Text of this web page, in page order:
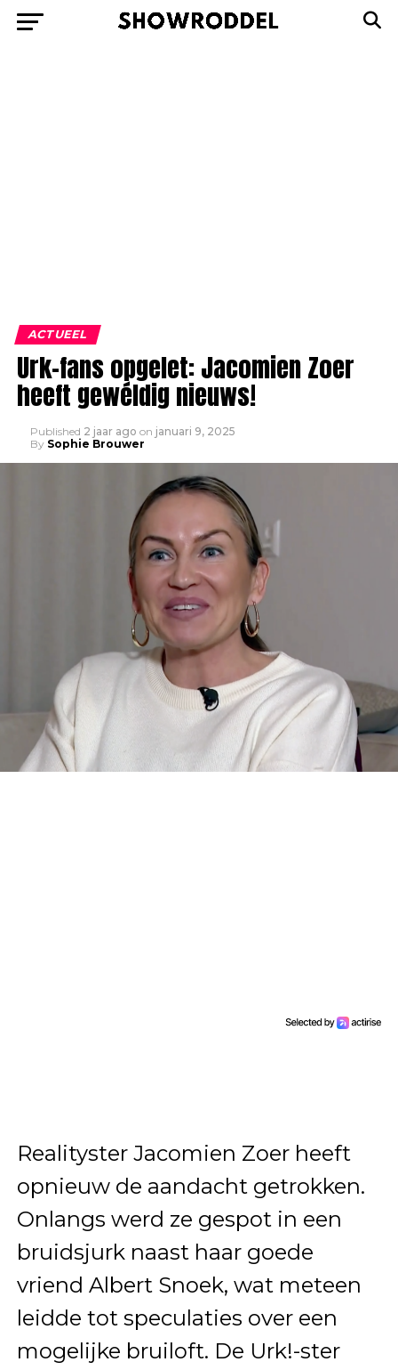
ACTUEEL
Urk-fans opgelet: Jacomien Zoer
heeft gewéldig nieuws!
Published 2 jaar ago on januari 9, 2025
By Sophie Brouwer
Realityster Jacomien Zoer heeft
opnieuw de aandacht getrokken.
Onlangs werd ze gespot in een
bruidsjurk naast haar goede
vriend Albert Snoek, wat meteen
leidde tot speculaties over een
mogelijke bruiloft. De Urk!-ster